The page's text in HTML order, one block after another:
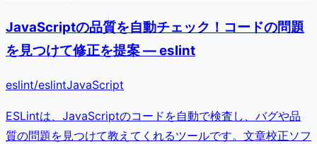
JavaScriptの品質を自動チェック！コードの問題
を見つけて修正を提案 — eslint
eslint/eslintJavaScript
ESLintは、JavaScriptのコードを自動で検査し、バグや品
質の問題を見つけて教えてくれるツールです。文章校正ソフ